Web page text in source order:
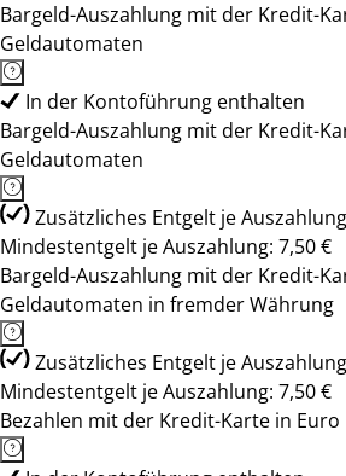
Bargeld-Auszahlung mit der Kredit-
Geldautomaten
In der Kontoführung enthalten
Bargeld-Auszahlung mit der Kredit-
Geldautomaten
Zusätzliches Entgelt je
Mindestentgelt je Auszahlung: 7,50 €
Bargeld-Auszahlung mit der Kredit-
Geldautomaten in fremder Währung
Zusätzliches Entgelt je
Mindestentgelt je Auszahlung: 7,50 €
Bezahlen mit der Kredit-Karte in Euro